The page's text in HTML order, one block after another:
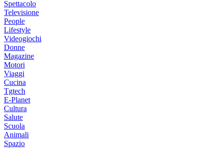
Spettacolo
Televisione
People
Lifestyle
Videogiochi
Donne
Magazine
Motori
Viaggi
Cucina
Tgtech
E-Planet
Cultura
Salute
Scuola
Animali
Spazio